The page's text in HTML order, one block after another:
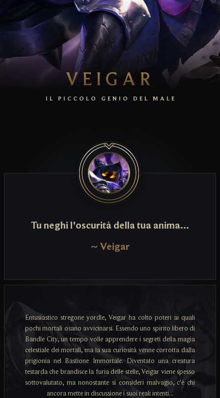
VEIGAR
IL PICCOLO GENIO DEL MALE
Tu neghi l'oscurità della tua anima...
~ Veigar
Entusiastico stregone yordle, Veigar ha colto poteri ai quali
pochi mortali osano avvicinarsi. Essendo uno spirito libero di
Bandle City, un tempo volle apprendere i segreti della magia
celestiale dei mortali, ma la sua curiosità venne corrotta dalla
prigionia nel Bastione Immortale. Diventato una creatura
testarda che brandisce la furia delle stelle, Veigar viene spesso
sottovalutato, ma nonostante si consideri malvagio, c'è chi
ancora mette in discussione i suoi reali intenti...